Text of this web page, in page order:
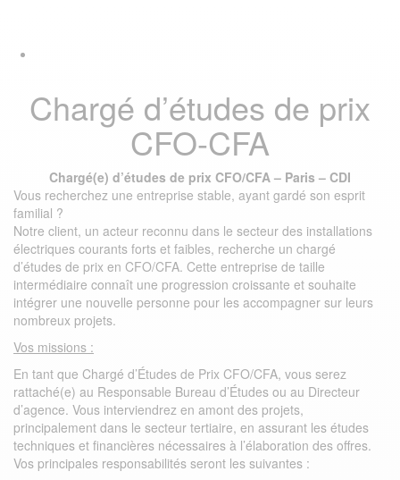
navigation
contentChargé d’études de prix
CFO-CFA
Chargé(e) d’études de prix CFO/CFA – Paris – CDI
Vous recherchez une entreprise stable, ayant gardé son esprit
familial ?
Notre client, un acteur reconnu dans le secteur des installations
électriques courants forts et faibles, recherche un chargé
d’études de prix en CFO/CFA. Cette entreprise de taille
intermédiaire connaît une progression croissante et souhaite
intégrer une nouvelle personne pour les accompagner sur leurs
nombreux projets.
Vos missions :
En tant que Chargé d’Études de Prix CFO/CFA, vous serez
rattaché(e) au Responsable Bureau d’Études ou au Directeur
d’agence. Vous interviendrez en amont des projets,
principalement dans le secteur tertiaire, en assurant les études
techniques et financières nécessaires à l’élaboration des offres.
Vos principales responsabilités seront les suivantes :